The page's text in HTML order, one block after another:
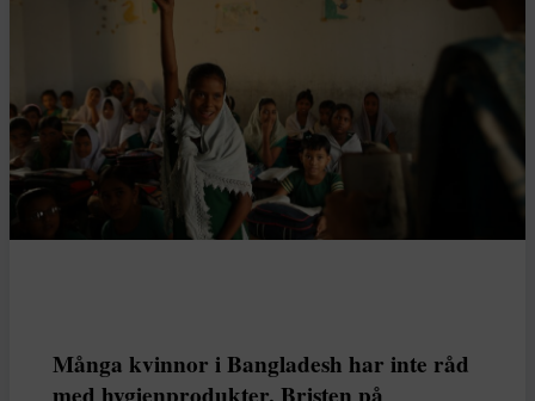
Många kvinnor i Bangladesh har inte råd